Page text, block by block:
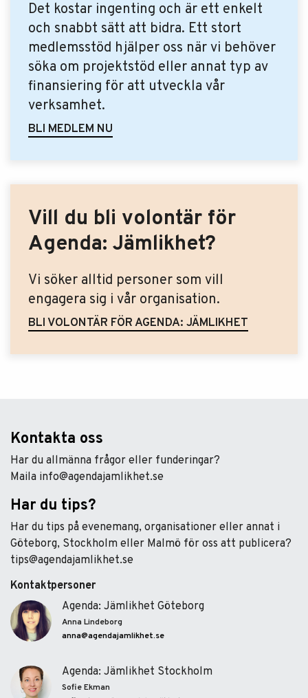
Det kostar ingenting och är ett enkelt
och snabbt sätt att bidra. Ett stort
medlemsstöd hjälper oss när vi behöver
söka om projektstöd eller annat typ av
finansiering för att utveckla vår
verksamhet.
BLI MEDLEM NU
Vill du bli volontär för
Agenda: Jämlikhet?
Vi söker alltid personer som vill
engagera sig i vår organisation.
BLI VOLONTÄR FÖR AGENDA: JÄMLIKHET
Kontakta oss
Har du allmänna frågor eller funderingar?
Maila info@agendajamlikhet.se
Har du tips?
Har du tips på evenemang, organisationer eller annat i
Göteborg, Stockholm eller Malmö för oss att publicera?
tips@agendajamlikhet.se
Kontaktpersoner
Agenda: Jämlikhet Göteborg
Anna Lindeborg
anna@agendajamlikhet.se
Agenda: Jämlikhet Stockholm
Sofie Ekman